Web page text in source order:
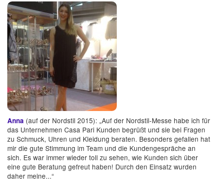
Anna (auf der Nordstil 2015): „Auf der Nordstil-Messe habe ich für
das Unternehmen Casa Pari Kunden begrüßt und sie bei Fragen
zu Schmuck, Uhren und Kleidung beraten. Besonders gefallen hat
mir die gute Stimmung im Team und die Kundengespräche an
sich. Es war immer wieder toll zu sehen, wie Kunden sich über
eine gute Beratung gefreut haben! Durch den Einsatz wurden
daher meine...“